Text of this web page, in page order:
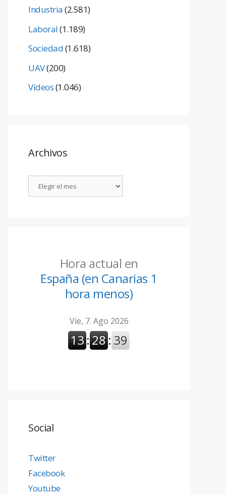
Industria(2.581)
Laboral(1.189)
Sociedad(1.618)
UAV(200)
Vídeos(1.046)
Archivos
Hora actual en
España (en Canarias 1
hora menos)
Social
Twitter
Facebook
Youtube